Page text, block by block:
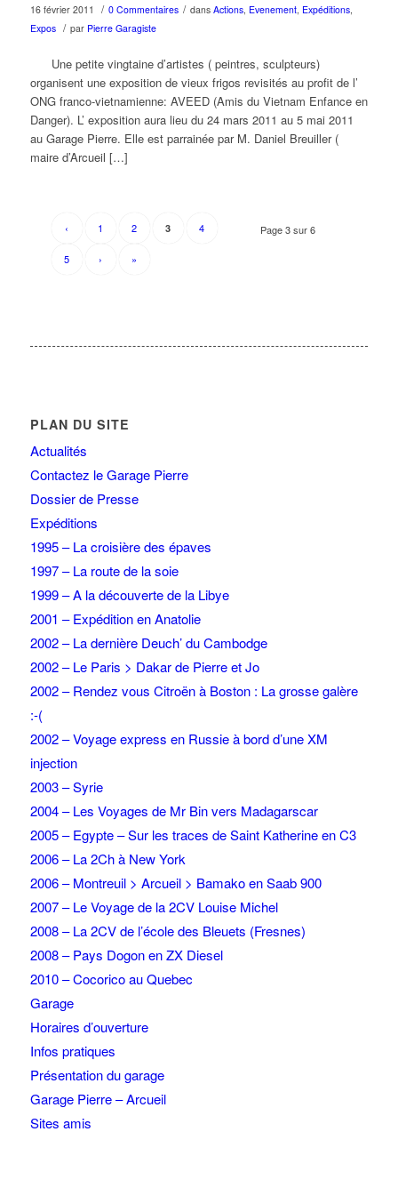
16 février 2011 / 0 Commentaires / dans Actions, Evenement, Expéditions,
Expos / par Pierre Garagiste
Une petite vingtaine d’artistes ( peintres, sculpteurs)
organisent une exposition de vieux frigos revisités au profit de l’
ONG franco-vietnamienne: AVEED (Amis du Vietnam Enfance en
Danger). L’ exposition aura lieu du 24 mars 2011 au 5 mai 2011
au Garage Pierre. Elle est parrainée par M. Daniel Breuiller (
maire d’Arcueil […]
Page 3 sur 6
‹ 1 2 3 4
5 › »
PLAN DU SITE
Actualités
Contactez le Garage Pierre
Dossier de Presse
Expéditions
1995 – La croisière des épaves
1997 – La route de la soie
1999 – A la découverte de la Libye
2001 – Expédition en Anatolie
2002 – La dernière Deuch’ du Cambodge
2002 – Le Paris > Dakar de Pierre et Jo
2002 – Rendez vous Citroën à Boston : La grosse galère
:-(
2002 – Voyage express en Russie à bord d’une XM
injection
2003 – Syrie
2004 – Les Voyages de Mr Bin vers Madagarscar
2005 – Egypte – Sur les traces de Saint Katherine en C3
2006 – La 2Ch à New York
2006 – Montreuil > Arcueil > Bamako en Saab 900
2007 – Le Voyage de la 2CV Louise Michel
2008 – La 2CV de l’école des Bleuets (Fresnes)
2008 – Pays Dogon en ZX Diesel
2010 – Cocorico au Quebec
Garage
Horaires d’ouverture
Infos pratiques
Présentation du garage
Garage Pierre – Arcueil
Sites amis